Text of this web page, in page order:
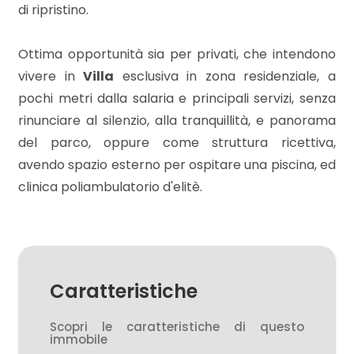
di ripristino.
Ottima opportunità sia per privati, che intendono
vivere inVilla esclusiva in zona residenziale, a
pochi metri dalla salaria e principali servizi, senza
rinunciare al silenzio, alla tranquillità, e panorama
del parco, oppure come struttura ricettiva,
avendo spazio esterno per ospitare una piscina, ed
clinica poliambulatorio d'elitè.
Caratteristiche
Scopri le caratteristiche di questo
immobile
5
Altre
opzioni
multiscelta